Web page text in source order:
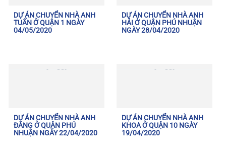
DỰ ÁN CHUYỂN NHÀ ANH
TUẤN Ở QUẬN 1 NGÀY
04/05/2020
DỰ ÁN CHUYỂN NHÀ ANH
HẢI Ở QUẬN PHÚ NHUẬN
NGÀY 28/04/2020
DỰ ÁN CHUYỂN NHÀ ANH
ĐĂNG Ở QUẬN PHÚ
NHUẬN NGÀY 22/04/2020
DỰ ÁN CHUYỂN NHÀ ANH
KHOA Ở QUẬN 10 NGÀY
19/04/2020